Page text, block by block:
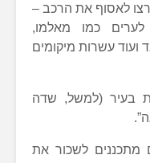
לאסוף את הרכב –
כמו מאלמו,
ועוד עשרות מיקומים
בעיר (למשל, שדה
מתכננים לשכור את